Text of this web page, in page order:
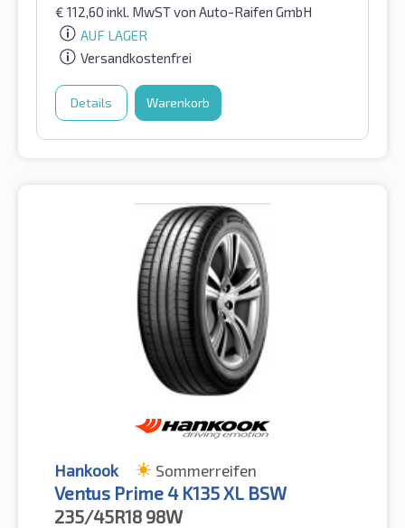
€ 112,60 inkl. MwSTvon Auto-Raifen GmbH
AUF LAGER
Versandkostenfrei
Details Warenkorb
Hankook Sommerreifen
Ventus Prime 4 K135 XL BSW
235/45R18 98W